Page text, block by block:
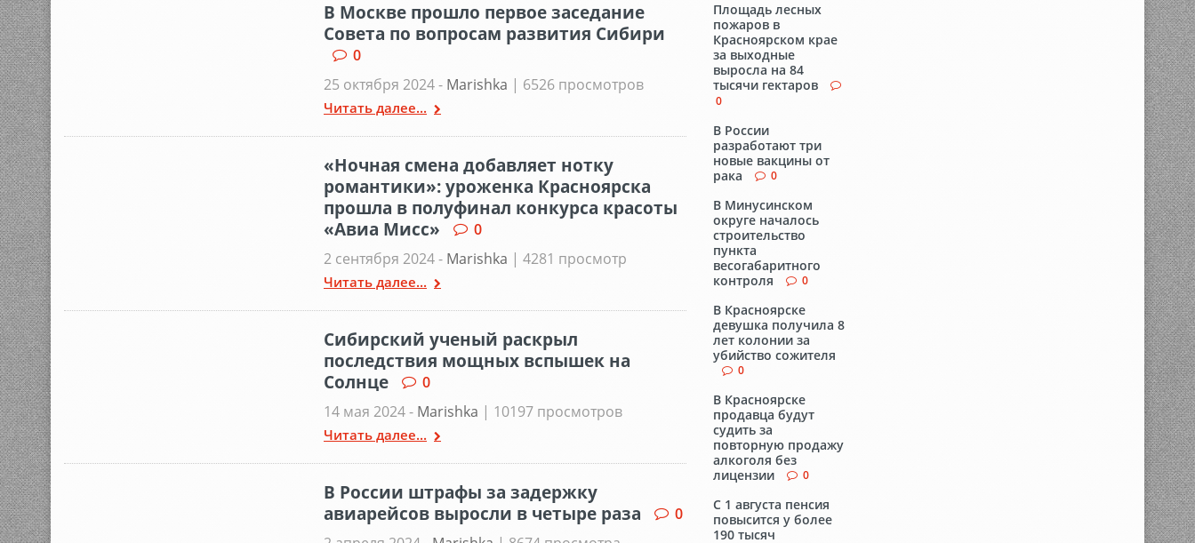
В Москве прошло первое заседание
Совета по вопросам развития Сибири
0
25 октября 2024 - Marishka | 6526 просмотров
Читать далее...
«Ночная смена добавляет нотку
романтики»: уроженка Красноярска
прошла в полуфинал конкурса красоты
«Авиа Мисс»
0
2 сентября 2024 - Marishka | 4281 просмотр
Читать далее...
Сибирский ученый раскрыл
последствия мощных вспышек на
Солнце
0
14 мая 2024 - Marishka | 10197 просмотров
Читать далее...
В России штрафы за задержку
авиарейсов выросли в четыре раза
0
Площадь лесных
пожаров в
Красноярском крае
за выходные
выросла на 84
тысячи гектаров
0
В России
разработают три
новые вакцины от
рака
0
В Минусинском
округе началось
строительство
пункта
весогабаритного
контроля
0
В Красноярске
девушка получила 8
лет колонии за
убийство сожителя
0
В Красноярске
продавца будут
судить за
повторную продажу
алкоголя без
лицензии
0
С 1 августа пенсия
повысится у более
190 тысяч